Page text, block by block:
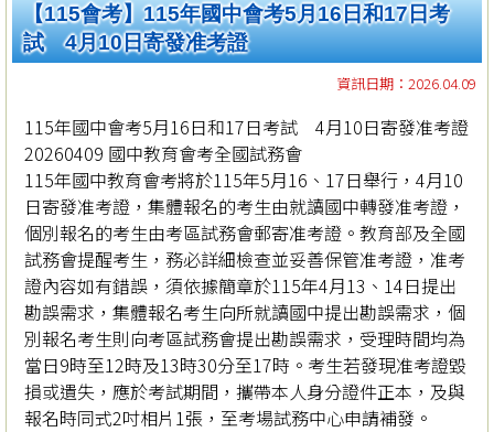
【115會考】115年國中會考5月16日和17日考
試 4月10日寄發准考證
資訊日期：2026.04.09
115年國中會考5月16日和17日考試 4月10日寄發准考證
20260409 國中教育會考全國試務會
115年國中教育會考將於115年5月16、17日舉行，4月10
日寄發准考證，集體報名的考生由就讀國中轉發准考證，
個別報名的考生由考區試務會郵寄准考證。教育部及全國
試務會提醒考生，務必詳細檢查並妥善保管准考證，准考
證內容如有錯誤，須依據簡章於115年4月13、14日提出
勘誤需求，集體報名考生向所就讀國中提出勘誤需求，個
別報名考生則向考區試務會提出勘誤需求，受理時間均為
當日9時至12時及13時30分至17時。考生若發現准考證毀
損或遺失，應於考試期間，攜帶本人身分證件正本，及與
報名時同式2吋相片1張，至考場試務中心申請補發。